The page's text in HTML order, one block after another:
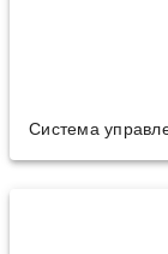
Система